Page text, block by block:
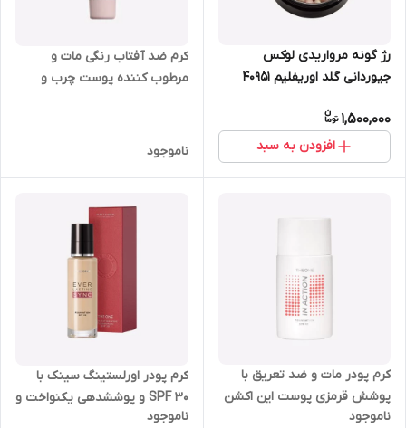
رژ گونه مرواریدی لوکس
جیوردانی گلد اوریفلیم 40951
1,500,000
افزودن به سبد
کرم ضد آفتاب رنگی مات و
مرطوب کننده پوست چرب و
ناموجود
کرم پودر مات و ضد تعریق با
پوشش قرمزی پوست این اکشن
ناموجود
کرم پودر اورلستینگ سینک با
SPF 30 و پوششدهی یکنواخت و
ناموجود